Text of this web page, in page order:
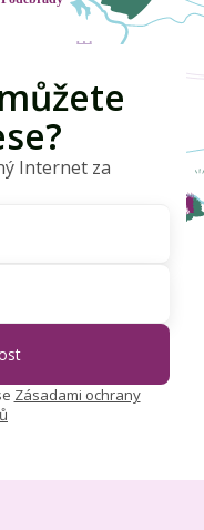
Internet za
Zásadami ochrany